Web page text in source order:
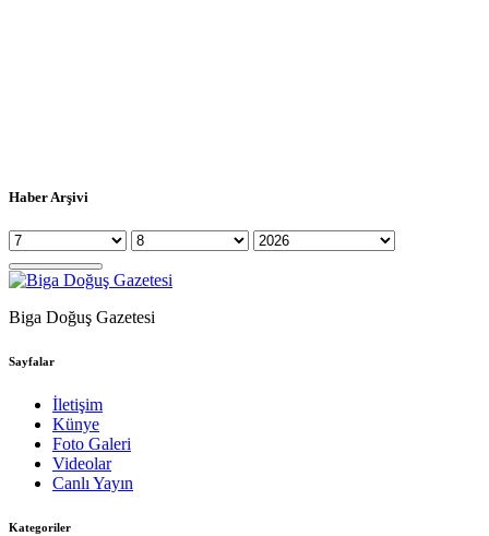
Haber Arşivi
Biga Doğuş Gazetesi
Sayfalar
İletişim
Künye
Foto Galeri
Videolar
Canlı Yayın
Kategoriler